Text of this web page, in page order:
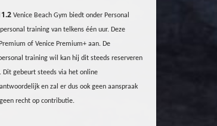
Venice Beach Gym biedt onder Personal
training van telkens één uur. Deze
of Venice Premium+ aan. De
training wil kan hij dit steeds reserveren
gebeurt steeds via het online
en zal er dus ook geen aanspraak
recht op contributie.